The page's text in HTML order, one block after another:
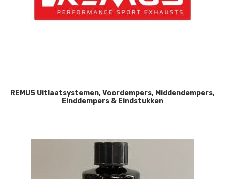
REMUS Uitlaatsystemen, Voordempers, Middendempers,
Einddempers & Eindstukken